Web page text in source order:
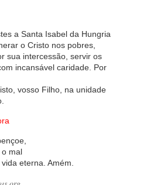
a Santa Isabel da Hungria
o Cristo nos pobres,
sua intercessão, servir os
incansável caridade. Por
vosso Filho, na unidade
o mal
eterna. Amém.